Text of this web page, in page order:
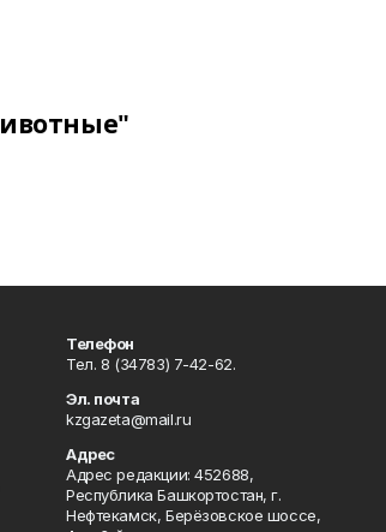
Телефон
Тел. 8 (34783) 7-42-62.
Эл. почта
kzgazeta@mail.ru
Адрес
Адрес редакции: 452688,
Республика Башкортостан, г.
Нефтекамск, Берёзовское шоссе,